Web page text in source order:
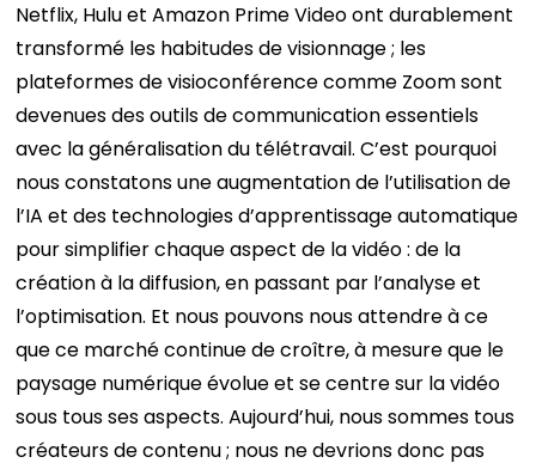
Netflix, Hulu et Amazon Prime Video ont durablement
transformé les habitudes de visionnage ; les
plateformes de visioconférence comme Zoom sont
devenues des outils de communication essentiels
avec la généralisation du télétravail. C’est pourquoi
nous constatons une augmentation de l’utilisation de
l’IA et des technologies d’apprentissage automatique
pour simplifier chaque aspect de la vidéo : de la
création à la diffusion, en passant par l’analyse et
l’optimisation. Et nous pouvons nous attendre à ce
que ce marché continue de croître, à mesure que le
paysage numérique évolue et se centre sur la vidéo
sous tous ses aspects. Aujourd’hui, nous sommes tous
créateurs de contenu ; nous ne devrions donc pas